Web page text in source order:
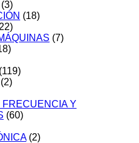
(3)
(18)
(7)
(119)
(2)
Y
(60)
(2)